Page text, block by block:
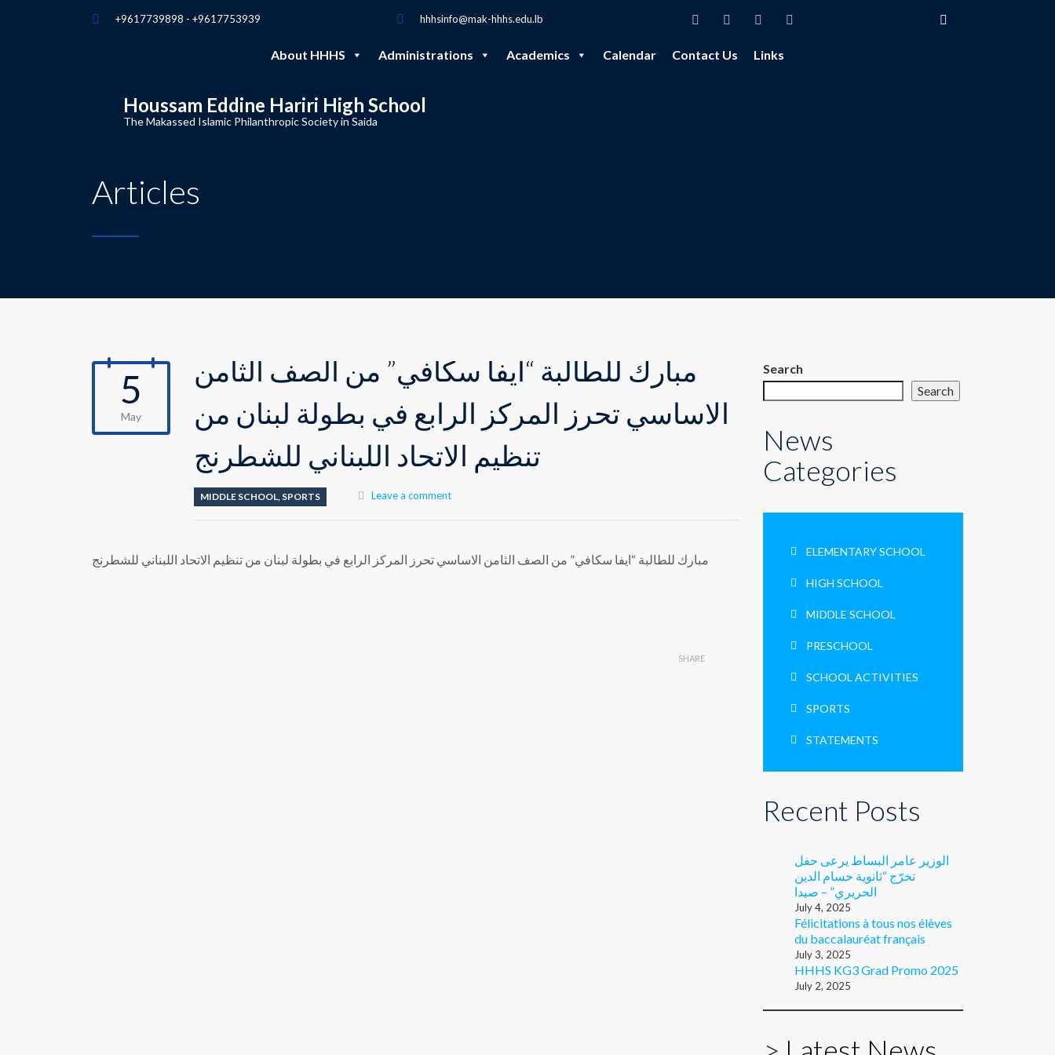
+9617739898 - +9617753939 hhhsinfo@mak-hhhs.edu.lb
About HHHS Administrations Academics Calendar Contact Us Links
Houssam Eddine Hariri High School
The Makassed Islamic Philanthropic Society in Saida
Articles
5
May
مبارك للطالبة “ايفا سكافي” من الصف الثامن
الاساسي تحرز المركز الرابع في بطولة لبنان من
تنظيم الاتحاد اللبناني للشطرنج
MIDDLE SCHOOL, SPORTS Leave a comment
مبارك للطالبة “ايفا سكافي” من الصف الثامن الاساسي تحرز المركز الرابع في بطولة لبنان من تنظيم الاتحاد اللبناني للشطرنج
SHARE
Search
Search
News
Categories
ELEMENTARY SCHOOL
HIGH SCHOOL
MIDDLE SCHOOL
PRESCHOOL
SCHOOL ACTIVITIES
SPORTS
STATEMENTS
Recent Posts
الوزير عامر البساط يرعى حفل
تخرّج “ثانوية حسام الدين
الحريري” – صيدا
July 4, 2025
Félicitations à tous nos élèves
du baccalauréat français
July 3, 2025
HHHS KG3 Grad Promo 2025
July 2, 2025